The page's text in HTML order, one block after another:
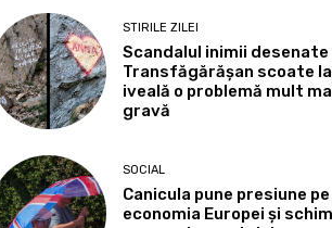
STIRILE ZILEI
Scandalul inimii desenate
Transfăgărășan scoate la
iveală o problemă mult
gravă
SOCIAL
Canicula pune presiune pe
economia Europei și